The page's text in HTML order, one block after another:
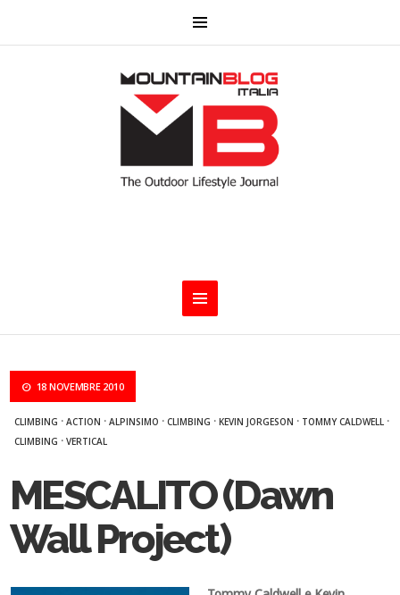
18 NOVEMBRE 2010
CLIMBING ·ACTION ·ALPINSIMO ·CLIMBING ·KEVIN JORGESON · TOMMY CALDWELL ·
CLIMBING ·VERTICAL
MESCALITO (Dawn
Wall Project)